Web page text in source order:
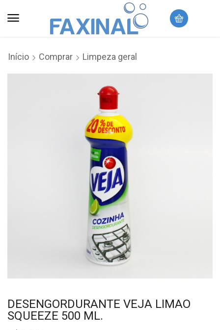
Início Comprar Limpeza geral
DESENGORDURANTE VEJA LIMAO
SQUEEZE 500 ML.